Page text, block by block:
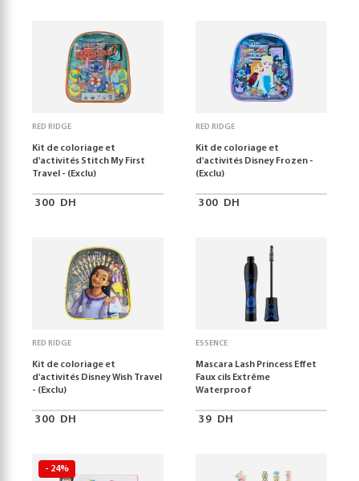
RED RIDGE
Kit de coloriage et
d'activités Stitch My First
Travel - (Exclu)
300 DH
RED RIDGE
Kit de coloriage et
d'activités Disney Frozen -
(Exclu)
300 DH
RED RIDGE
Kit de coloriage et
d'activités Disney Wish Travel
- (Exclu)
300 DH
ESSENCE
Mascara Lash Princess Effet
Faux cils Extrême
Waterproof
39 DH
- 24%